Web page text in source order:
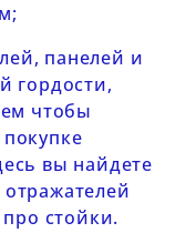
панелей и
гордости,
чтобы
вы найдете
стойки.